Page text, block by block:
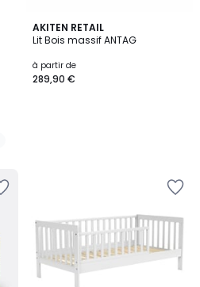
AKITEN RETAIL
Lit Bois massif ANTAG
à partir de
289,90 €